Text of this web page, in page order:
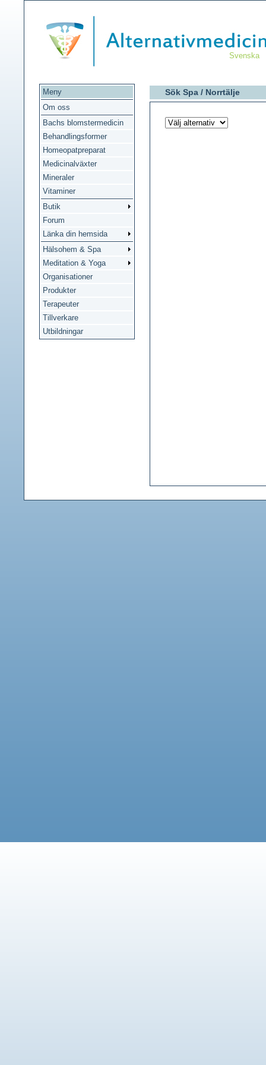
Svenska
Meny
Om oss
Bachs blomstermedicin
Behandlingsformer
Homeopatpreparat
Medicinalväxter
Mineraler
Vitaminer
Butik
Forum
Länka din hemsida
Hälsohem & Spa
Meditation & Yoga
Organisationer
Produkter
Terapeuter
Tillverkare
Utbildningar
Sök Spa / Norrtälje